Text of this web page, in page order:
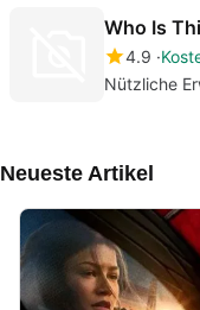
Who Is
4.9
Nützliche
Neueste Artikel